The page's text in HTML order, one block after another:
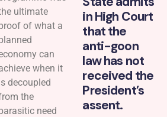
ultimate
of what a
can
when it
decoupled
the
need
in High Court
that the
anti-goon
law has not
received the
President’s
assent.